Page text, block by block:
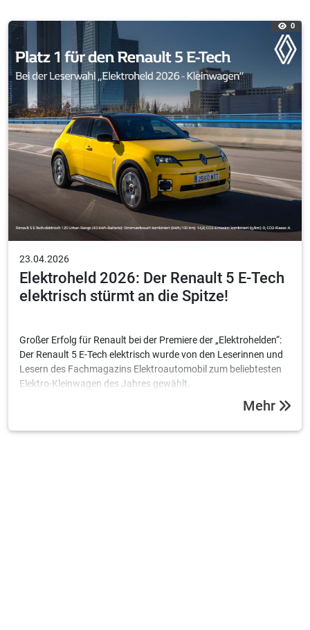
0
23.04.2026
Elektroheld 2026: Der Renault 5 E-Tech
elektrisch stürmt an die Spitze!
Großer Erfolg für Renault bei der Premiere der „Elektrohelden“:
Der Renault 5 E-Tech elektrisch wurde von den Leserinnen und
Lesern des Fachmagazins Elektroautomobil zum beliebtesten
Elektro-Kleinwagen des Jahres gewählt.
Mehr